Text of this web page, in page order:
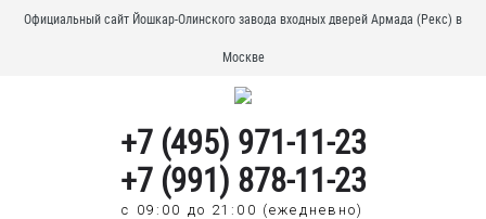
Официальный сайт Йошкар-Олинского завода входных дверей Армада (Рекс) в
Москве
+7 (495) 971-11-23
+7 (991) 878-11-23
с 09:00 до 21:00 (ежедневно)